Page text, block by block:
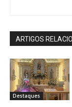
ARTIGOS
Destaques